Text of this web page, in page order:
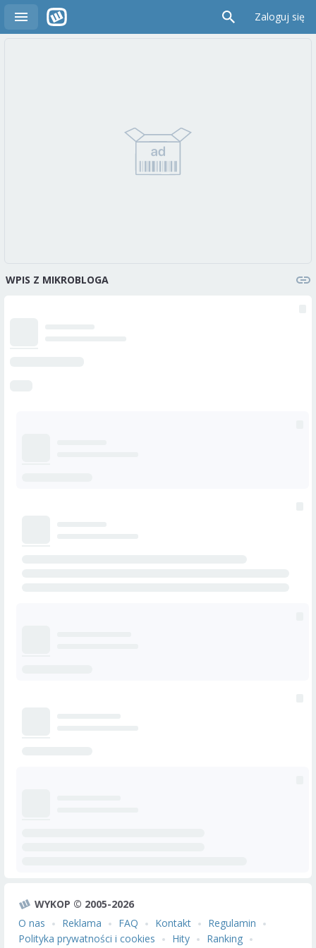
Zaloguj się
WPIS Z MIKROBLOGA
WYKOP © 2005-2026
O nas
Reklama FAQ Kontakt
Regulamin
Polityka prywatności i cookies
Hity
Ranking